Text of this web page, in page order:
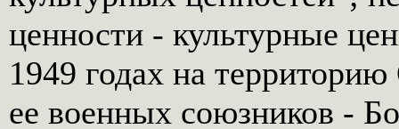
ценности - культурные
1949 годах на
ее военных союзников -